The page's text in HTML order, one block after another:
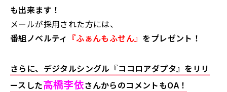
も出来ます！
メールが採用された方には、
番組ノベルティ 『ふぁんもふせん』 をプレゼント！
さらに、デジタルシングル『ココロアダプタ』をリリ
ースした高橋李依さんからのコメントもOA！